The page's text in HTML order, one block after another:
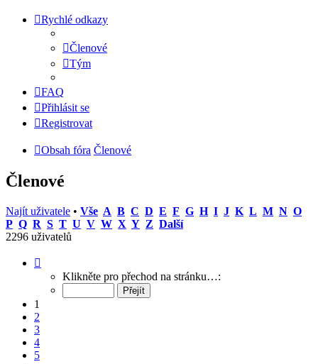
Rychlé odkazy
Členové
Tým
FAQ
Přihlásit se
Registrovat
Obsah fóra Členové
Členové
Najít uživatele • Vše A B C D E F G H I J K L M N O
P Q R S T U V W X Y Z Další
2296 uživatelů
Klikněte pro přechod na stránku…:
1
2
3
4
5